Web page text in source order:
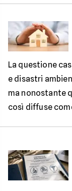
La questione
e disastri
ma nonostante
così diffuse